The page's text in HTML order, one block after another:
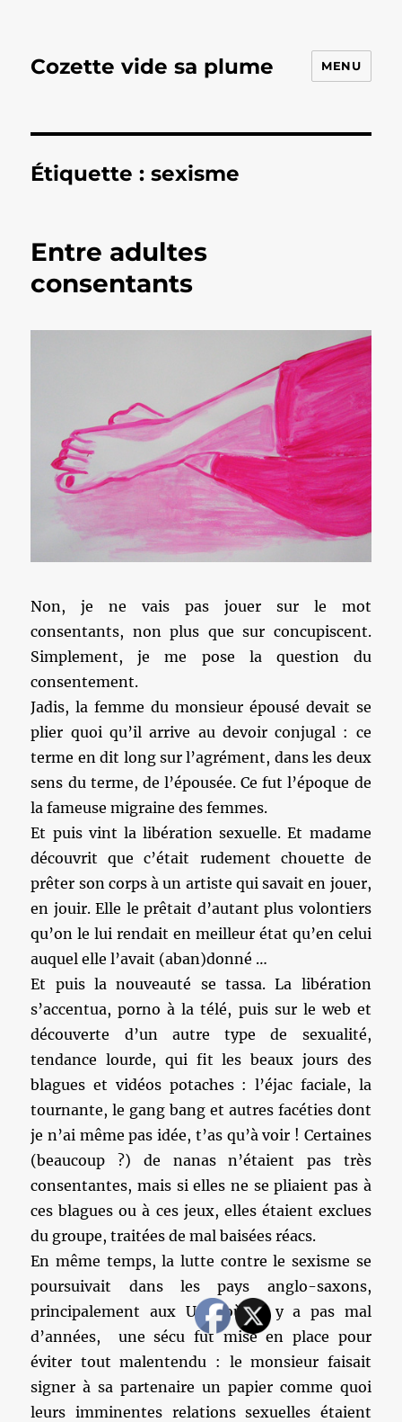
Cozette vide sa plume MENU
Étiquette :sexisme
Entre adultes
consentants
Non, je ne vais pas jouer sur le mot
consentants, non plus que sur concupiscent.
Simplement, je me pose la question du
consentement.
Jadis, la femme du monsieur épousé devait se
plier quoi qu’il arrive au devoir conjugal : ce
terme en dit long sur l’agrément, dans les deux
sens du terme, de l’épousée. Ce fut l’époque de
la fameuse migraine des femmes.
Et puis vint la libération sexuelle. Et madame
découvrit que c’était rudement chouette de
prêter son corps à un artiste qui savait en jouer,
en jouir. Elle le prêtait d’autant plus volontiers
qu’on le lui rendait en meilleur état qu’en celui
auquel elle l’avait (aban)donné …
Et puis la nouveauté se tassa. La libération
s’accentua, porno à la télé, puis sur le web et
découverte d’un autre type de sexualité,
tendance lourde, qui fit les beaux jours des
blagues et vidéos potaches : l’éjac faciale, la
tournante, le gang bang et autres facéties dont
je n’ai même pas idée, t’as qu’à voir ! Certaines
(beaucoup ?) de nanas n’étaient pas très
consentantes, mais si elles ne se pliaient pas à
ces blagues ou à ces jeux, elles étaient exclues
du groupe, traitées de mal baisées réacs.
En même temps, la lutte contre le sexisme se
poursuivait dans les pays anglo-saxons,
principalement aux USA où, il y a pas mal
d’années, une sécu fut mise en place pour
éviter tout malentendu : le monsieur faisait
signer à sa partenaire un papier comme quoi
leurs imminentes relations sexuelles étaient